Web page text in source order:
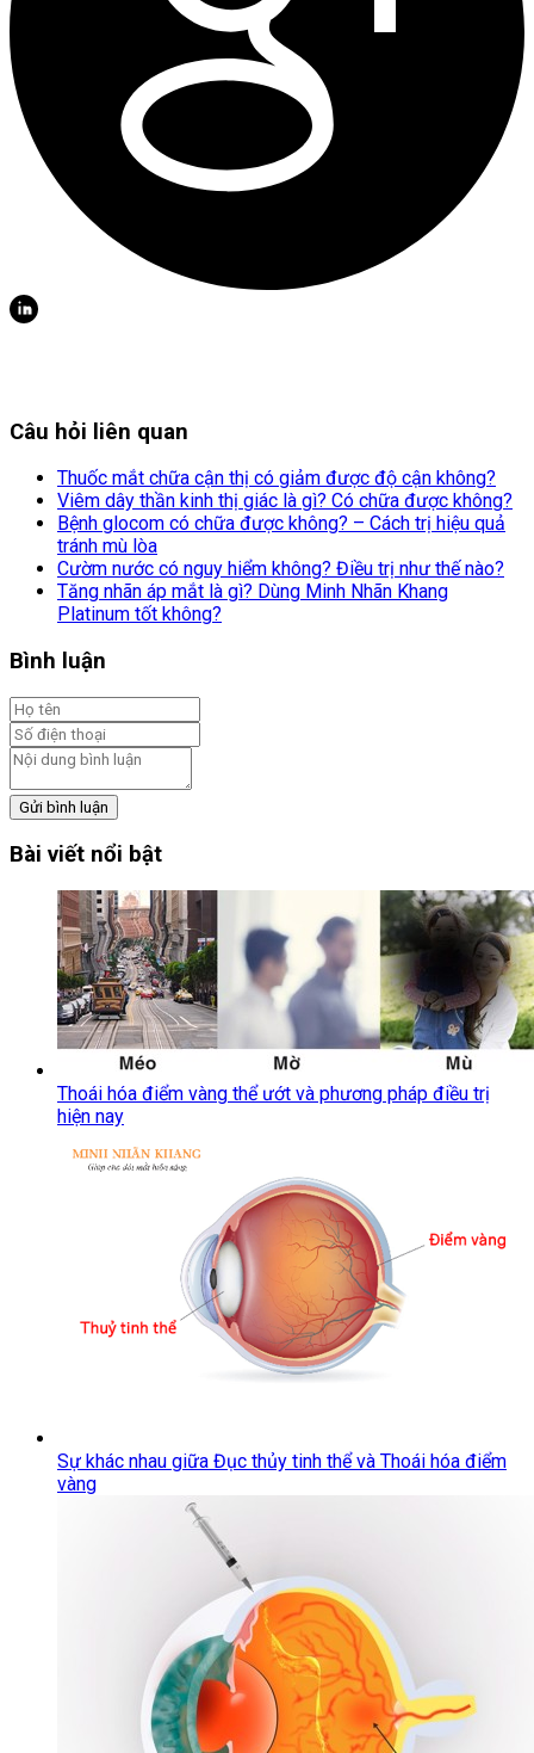
Câu hỏi liên quan
Thuốc mắt chữa cận thị có giảm được độ cận không?
Viêm dây thần kinh thị giác là gì? Có chữa được không?
Bệnh glocom có chữa được không? – Cách trị hiệu quả
tránh mù lòa
Cườm nước có nguy hiểm không? Điều trị như thế nào?
Tăng nhãn áp mắt là gì? Dùng Minh Nhãn Khang
Platinum tốt không?
Bình luận
Gửi bình luận
Bài viết nổi bật
Thoái hóa điểm vàng thể ướt và phương pháp điều trị
hiện nay
Sự khác nhau giữa Đục thủy tinh thể và Thoái hóa điểm
vàng